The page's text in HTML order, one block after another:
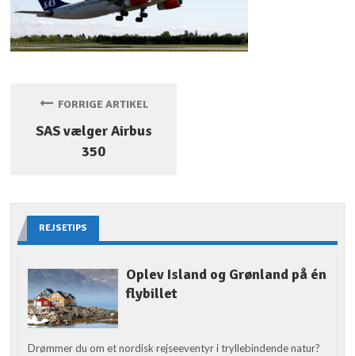
FORRIGE ARTIKEL
SAS vælger Airbus
350
REJSETIPS
Oplev Island og Grønland på én
flybillet
Drømmer du om et nordisk rejseeventyr i tryllebindende natur?